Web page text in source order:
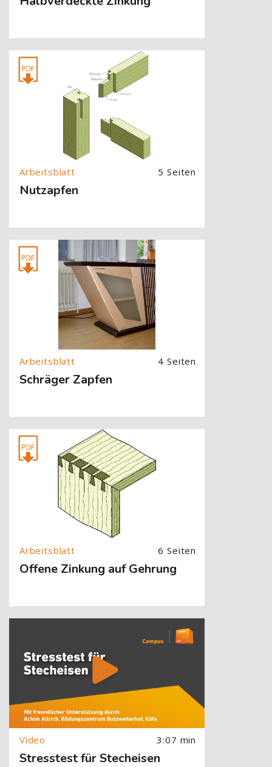
[Cocoon] About (Text with Image) überspringen
5 Seiten
Nutzapfen
[Cocoon] About (Text with Image) überspringen
4 Seiten
Schräger Zapfen
[Cocoon] About (Text with Image) überspringen
6 Seiten
Offene Zinkung auf Gehrung
[Cocoon] About (Text with Image) überspringen
3:07 min
Stresstest für Stecheisen